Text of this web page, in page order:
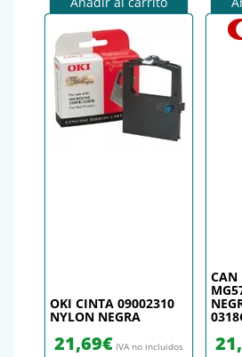
OKI CINTA 09002310
NYLON NEGRA
21,69€ IVA no incluidos
CAN